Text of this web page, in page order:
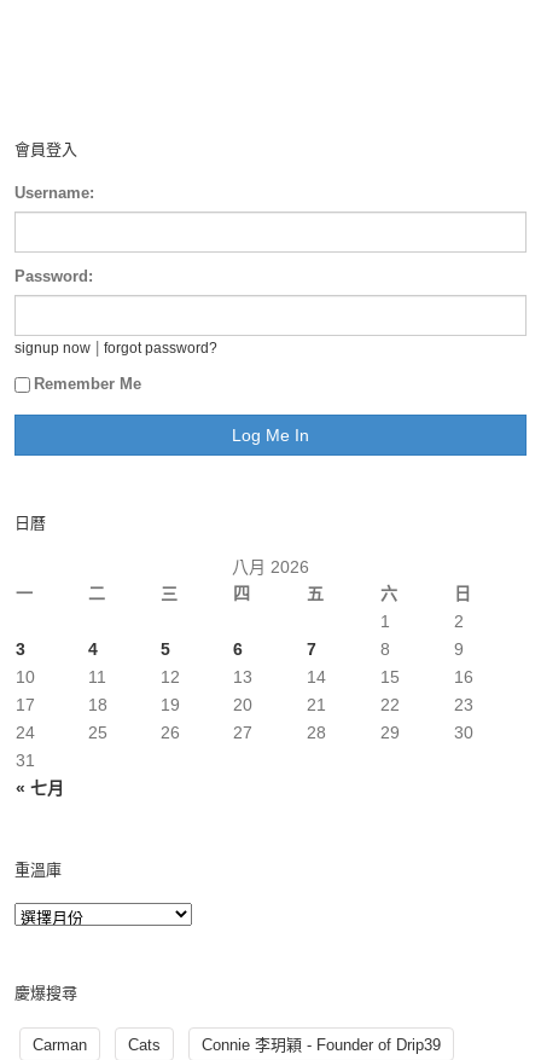
會員登入
Username:
Password:
signup now forgot password?
Remember Me
日曆
八月 2026
一
二 三 四 五 六 日
« 七月
1
2
3
4 5 6 7 8
9
10
11 12 13 14 15
16
17
18 19 20 21 22
23
24
25 26 27 28 29
30
31
重溫庫
慶爆搜尋
Carman Cats Connie 李玥穎 - Founder of Drip39